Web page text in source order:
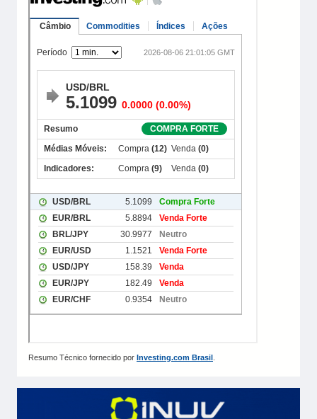
Resumo Técnico fornecido por Investing.com Brasil